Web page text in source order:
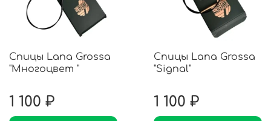
Спицы Lana Grossa
"Многоцвет "
1 100 ₽
Спицы Lana Grossa
"Signal"
1 100 ₽